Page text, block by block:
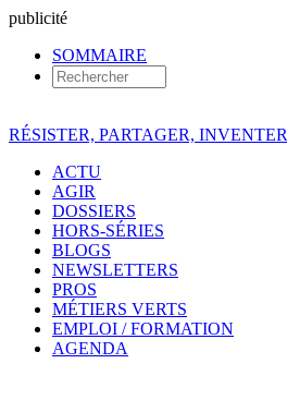
publicité
SOMMAIRE
RÉSISTER, PARTAGER, INVENTER
ACTU
AGIR
DOSSIERS
HORS-SÉRIES
BLOGS
NEWSLETTERS
PROS
MÉTIERS VERTS
EMPLOI / FORMATION
AGENDA